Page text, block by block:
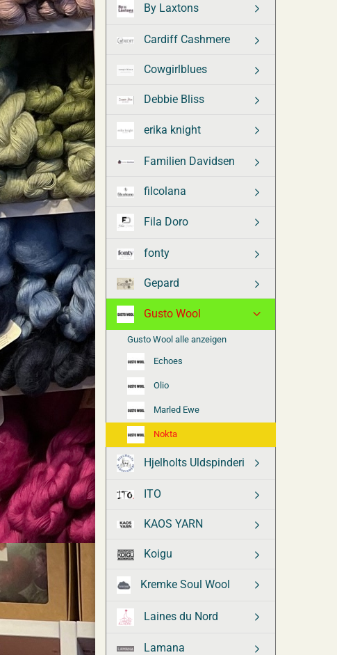
By Laxtons
Cardiff Cashmere
Cowgirlblues
Debbie Bliss
erika knight
Familien Davidsen
filcolana
Fila Doro
fonty
Gepard
Gusto Wool
Gusto Wool alle anzeigen
Echoes
Olio
Marled Ewe
Nokta
Hjelholts Uldspinderi
ITO
KAOS YARN
Koigu
Kremke Soul Wool
Laines du Nord
Lamana